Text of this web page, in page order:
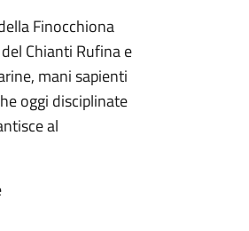
Finocchiona
Chianti Rufina e
mani sapienti
oggi disciplinate
al